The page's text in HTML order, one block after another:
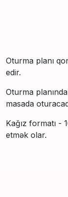
Oturma planı
edir.
Oturma
masada
Kağız formatı -
etmək olar.